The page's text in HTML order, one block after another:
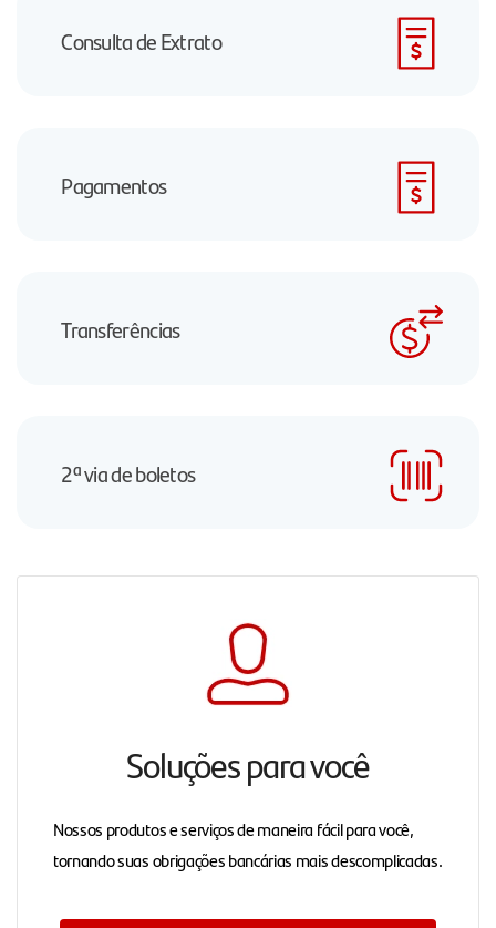
Consulta de Extrato
Pagamentos
Transferências
2ª via de boletos
Soluções para você
Nossos produtos e serviços de maneira fácil para você,
tornando suas obrigações bancárias mais descomplicadas.